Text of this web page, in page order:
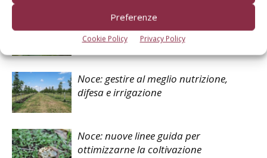
Preferenze
Cookie Policy Privacy Policy
Antracnosi del noce: prima di tutto
l’agronomia
Noce: gestire al meglio nutrizione,
difesa e irrigazione
Noce: nuove linee guida per
ottimizzarne la coltivazione